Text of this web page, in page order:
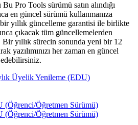
Pro Tools sürümü satın alındığı
en güncel sürümü kullanmanıza
yıllık güncelleme garantisi ile birlikte
çıkacak tüm güncellemelerden
yıllık sürecin sonunda yeni bir 12
yazılımınızı her zaman en güncel
Üyelik Yenileme (EDU)